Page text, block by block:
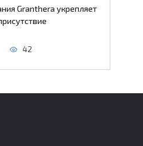
Granthera укрепляет
42